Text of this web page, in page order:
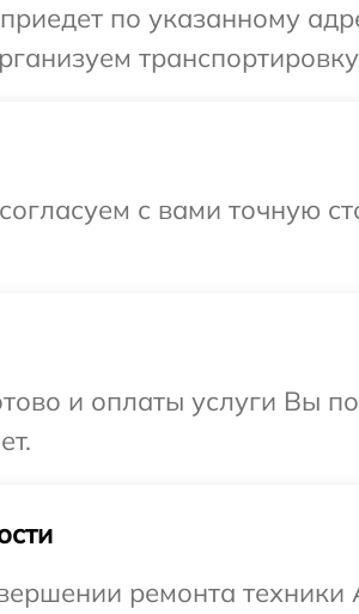
по указанному
с вами точную
и оплаты услуги Вы
ремонта техники